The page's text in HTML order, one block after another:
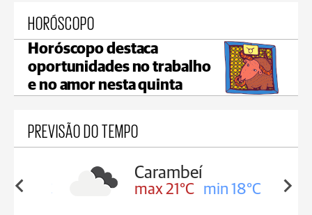
HORÓSCOPO
Horóscopo destaca
oportunidades no trabalho
e no amor nesta quinta
PREVISÃO DO TEMPO
19°C
Carambeí
max 21°C min 18°C